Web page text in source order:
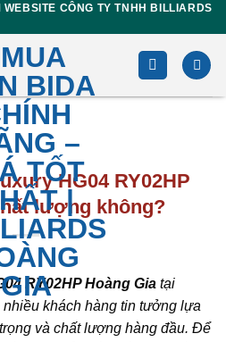
CÔNG TY TNHH BILLIARDS
HG04 RY02HP
lượng không?
RY02HP Hoàng Gia tại
khách hàng tin tưởng lựa
và chất lượng hàng đầu. Để